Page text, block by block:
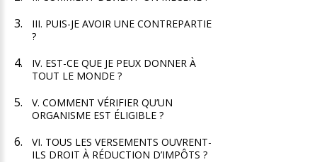
III. PUIS-JE AVOIR UNE CONTREPARTIE
?
IV. EST-CE QUE JE PEUX DONNER À
TOUT LE MONDE ?
V. COMMENT VÉRIFIER QU’UN
ORGANISME EST ÉLIGIBLE ?
VI. TOUS LES VERSEMENTS OUVRENT-
ILS DROIT À RÉDUCTION D’IMPÔTS ?